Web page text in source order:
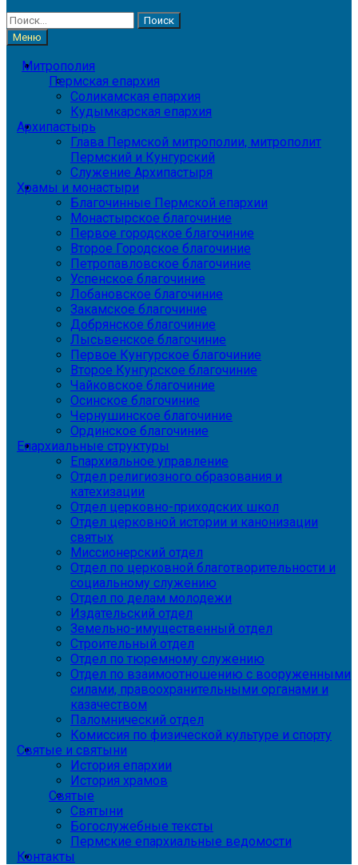
Найти:
Меню
Митрополия
Пермская епархия
Соликамская епархия
Кудымкарская епархия
Архипастырь
Глава Пермской митрополии, митрополит
Пермский и Кунгурский
Служение Архипастыря
Храмы и монастыри
Благочинные Пермской епархии
Монастырское благочиние
Первое городское благочиние
Второе Городское благочиние
Петропавловское благочиние
Успенское благочиние
Лобановское благочиние
Закамское благочиние
Добрянское благочиние
Лысьвенское благочиние
Первое Кунгурское благочиние
Второе Кунгурское благочиние
Чайковское благочиние
Осинское благочиние
Чернушинское благочиние
Ординское благочиние
Епархиальные структуры
Епархиальное управление
Отдел религиозного образования и
катехизации
Отдел церковно-приходских школ
Отдел церковной истории и канонизации
святых
Миссионерский отдел
Отдел по церковной благотворительности и
социальному служению
Отдел по делам молодежи
Издательский отдел
Земельно-имущественный отдел
Строительный отдел
Отдел по тюремному служению
Отдел по взаимоотношению с вооруженными
силами, правоохранительными органами и
казачеством
Паломнический отдел
Комиссия по физической культуре и спорту
Святые и святыни
История епархии
История храмов
Святые
Святыни
Богослужебные тексты
Пермские епархиальные ведомости
Контакты